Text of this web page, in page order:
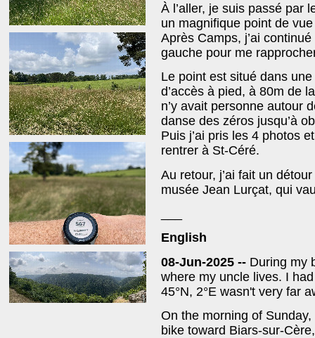
À l’aller, je suis passé par
un magnifique point de
Après Camps, j’ai
gauche pour me
Le point est situé dans
d’accès à pied, à 80m de
n’y avait personne autour
danse des zéros jusqu’à
Puis j’ai pris les 4 photos
rentrer à St-Céré.
Au retour, j’ai fait un
musée Jean Lurçat, qui
English
08-Jun-2025 -- During my
where my uncle lives. I
45°N, 2°E wasn't very far
On the morning of
bike toward Biars-sur-